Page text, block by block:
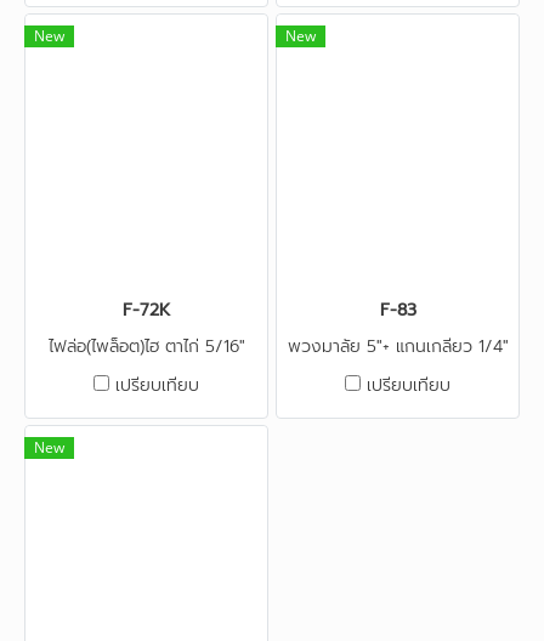
New
F-72K
ไฟล่อ(ไพล็อต)ไฮ ตาไก่ 5/16"
เปรียบเทียบ
New
F-83
พวงมาลัย 5"+ แกนเกลียว 1/4"
เปรียบเทียบ
New